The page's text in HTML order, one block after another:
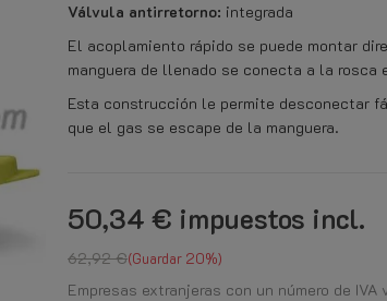
Válvula antirretorno: integrada
El acoplamiento rápido se puede montar
manguera de llenado se conecta a la rosca
Esta construcción le permite desconectar
que el gas se escape de la manguera.
50,34 € impuestos incl.
62,92 € Guardar 20%
Empresas extranjeras con un número de IVA